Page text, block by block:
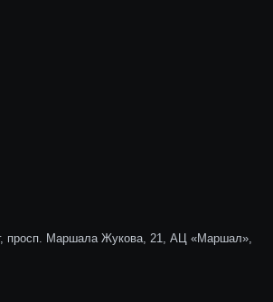
просп. Маршала Жукова, 21, АЦ «Маршал»,